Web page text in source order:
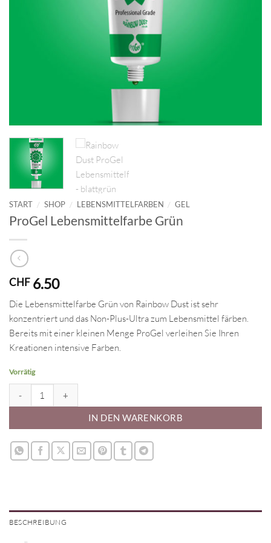
START / SHOP / LEBENSMITTELFARBEN / GEL
ProGel Lebensmittelfarbe Grün
CHF 6.50
Die Lebensmittelfarbe Grün von Rainbow Dust ist sehr
konzentriert und das Non-Plus-Ultra zum Lebensmittel färben.
Bereits mit einer kleinen Menge ProGel verleihen Sie Ihren
Kreationen intensive Farben.
Vorrätig
IN DEN WARENKORB
BESCHREIBUNG